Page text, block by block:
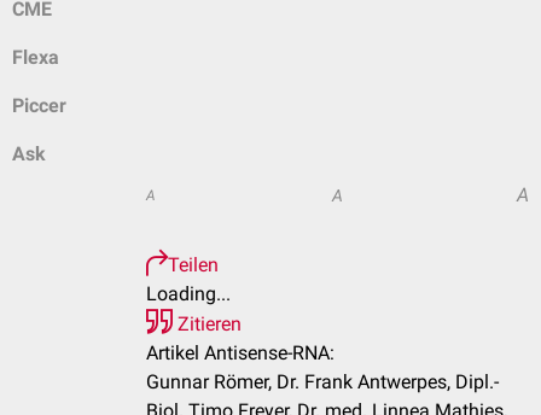
CME
Flexa
Piccer
Ask
A A A
Teilen
Loading...
Zitieren
Artikel Antisense-RNA:
Gunnar Römer, Dr. Frank Antwerpes, Dipl.-